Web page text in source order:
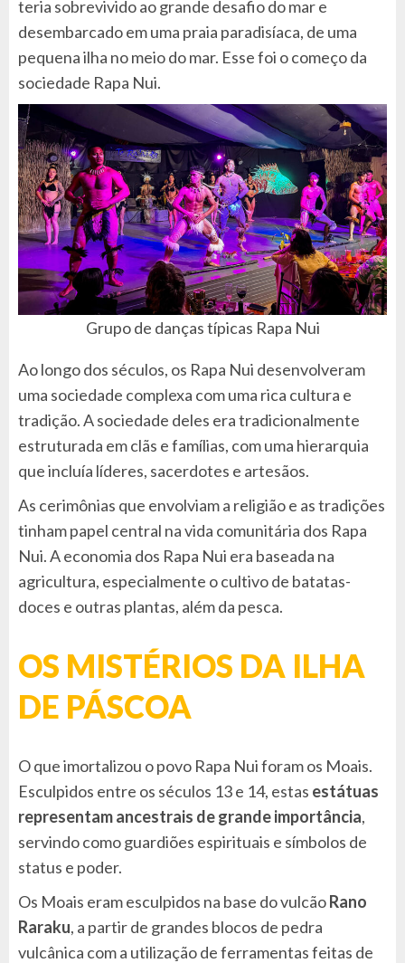
teria sobrevivido ao grande desafio do mar e
desembarcado em uma praia paradisíaca, de uma
pequena ilha no meio do mar. Esse foi o começo da
sociedade Rapa Nui.
Grupo de danças típicas Rapa Nui
Ao longo dos séculos, os Rapa Nui desenvolveram
uma sociedade complexa com uma rica cultura e
tradição. A sociedade deles era tradicionalmente
estruturada em clãs e famílias, com uma hierarquia
que incluía líderes, sacerdotes e artesãos.
As cerimônias que envolviam a religião e as tradições
tinham papel central na vida comunitária dos Rapa
Nui. A economia dos Rapa Nui era baseada na
agricultura, especialmente o cultivo de batatas-
doces e outras plantas, além da pesca.
OS MISTÉRIOS DA ILHA
DE PÁSCOA
O que imortalizou o povo Rapa Nui foram os Moais.
Esculpidos entre os séculos 13 e 14, estas estátuas
representam ancestrais de grande importância,
servindo como guardiões espirituais e símbolos de
status e poder.
Os Moais eram esculpidos na base do vulcãoRano
Raraku, a partir de grandes blocos de pedra
vulcânica com a utilização de ferramentas feitas de